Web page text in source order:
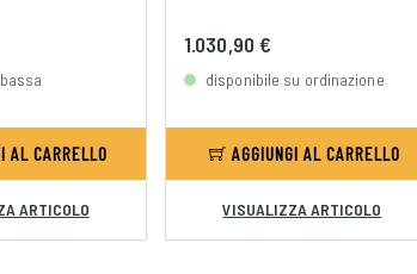
AL CARRELLO
ARTICOLO
1.030,90 €
disponibile su ordinazione
AGGIUNGI AL CARRELLO
VISUALIZZA ARTICOLO